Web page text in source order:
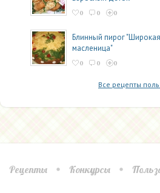
0 0 0
Блинный пирог "Широкая
масленица"
0 0 0
Все рецепты
Рецепты Конкурсы